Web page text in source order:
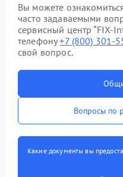
Вы можете
часто задаваемыми
сервисный центр “FIX-
телефону+7 (800) 301-
свой вопрос.
Вопросы по
Какие документы вы